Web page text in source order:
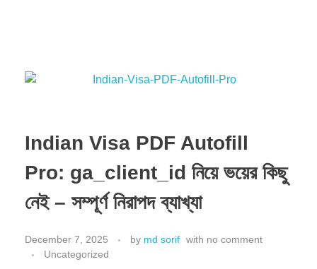
Indian Visa PDF Autofill
Pro: ga_client_id নিয়ে ভয়ের কিছু
নেই – সম্পূর্ণ নিরাপদ ব্যাখ্যা
December 7, 2025 by md sorif with no comment
Uncategorized